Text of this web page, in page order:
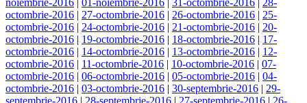
noiembrie-2016 | 01-noiembrie-2016 | 31-octombrie-2016 | 28-
octombrie-2016 | 27-octombrie-2016 | 26-octombrie-2016 | 25-
octombrie-2016 | 24-octombrie-2016 | 21-octombrie-2016 | 20-
octombrie-2016 | 19-octombrie-2016 | 18-octombrie-2016 | 17-
octombrie-2016 | 14-octombrie-2016 | 13-octombrie-2016 | 12-
octombrie-2016 | 11-octombrie-2016 | 10-octombrie-2016 | 07-
octombrie-2016 | 06-octombrie-2016 | 05-octombrie-2016 | 04-
octombrie-2016 | 03-octombrie-2016 | 30-septembrie-2016 | 29-